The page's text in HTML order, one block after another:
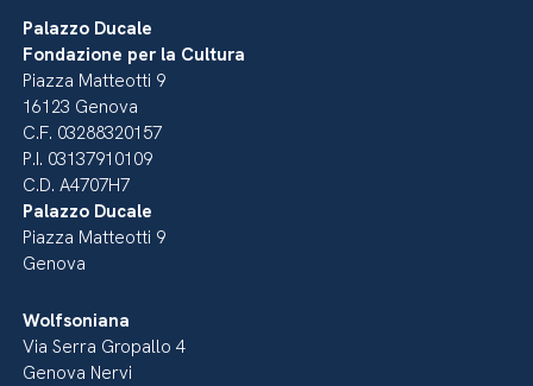
Palazzo Ducale
Fondazione per la Cultura
Piazza Matteotti 9
16123 Genova
C.F. 03288320157
P.I. 03137910109
C.D. A4707H7
Palazzo Ducale
Piazza Matteotti 9
Genova
Wolfsoniana
Via Serra Gropallo 4
Genova Nervi